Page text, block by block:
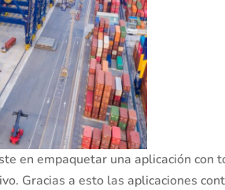
en empaquetar una aplicación
Gracias a esto las aplicaciones